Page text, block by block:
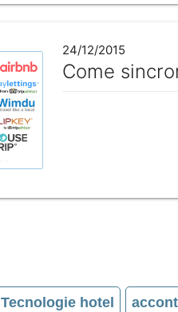
24/12/2015
Come
Tecnologie hotel